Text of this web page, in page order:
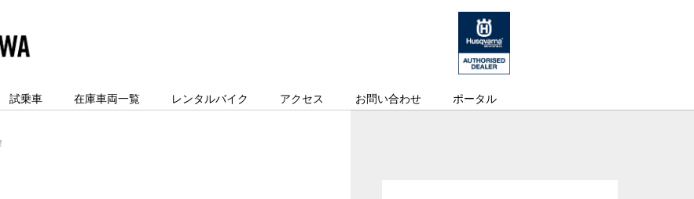
試乗車 在庫車両一覧 レンタルバイク アクセス お問い合わせ ポータル